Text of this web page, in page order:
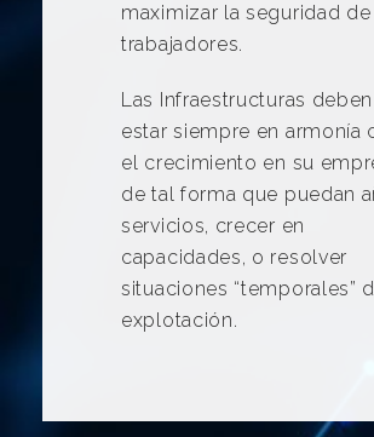
maximizar la seguridad de
trabajadores.
Las Infraestructuras deben
estar siempre en armonía
el crecimiento en su
de tal forma que puedan
servicios, crecer en
capacidades, o resolver
situaciones “temporales”
explotación.